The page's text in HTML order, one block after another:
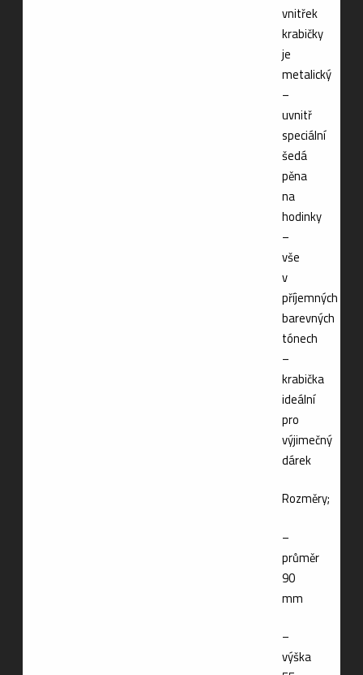
vnitřek
krabičky
je
metalický
–
uvnitř
speciální
šedá
pěna
na
hodinky
–
vše
v
příjemných
barevných
tónech
–
krabička
ideální
pro
výjimečný
dárek
Rozměry;
–
průměr
90
mm
–
výška